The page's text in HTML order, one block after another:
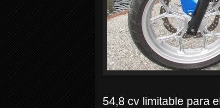
54,8 cv limitable para